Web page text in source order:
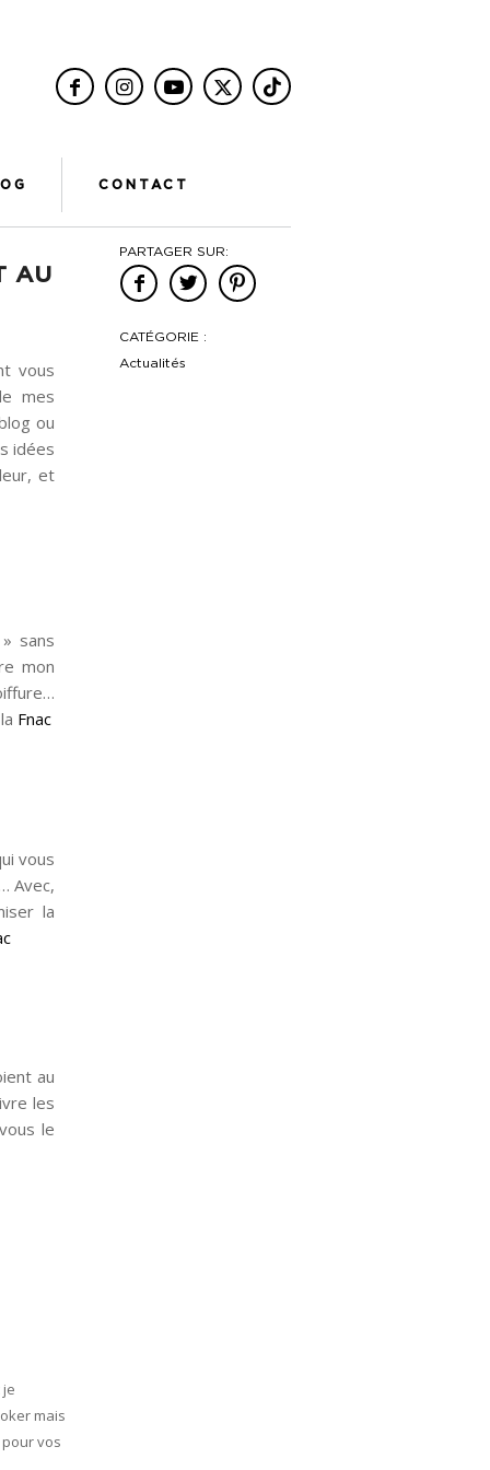
CONTACT
AU
vous
mes
ou
idées
et
sans
mon
Fnac
vous
Avec,
la
au
les
le
mais
vos
PARTAGER SUR:
CATÉGORIE :
Actualités